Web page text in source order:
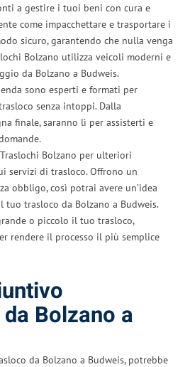
a gestire i tuoi beni con cura e
come impacchettare e trasportare i
sicuro, garantendo che nulla venga
Bolzano utilizza veicoli moderni e
da Bolzano a Budweis.
sono esperti e formati per
senza intoppi. Dalla
finale, saranno lì per assisterti e
Bolzano per ulteriori
servizi di trasloco. Offrono un
obbligo, così potrai avere un’idea
trasloco da Bolzano a Budweis.
o piccolo il tuo trasloco,
rendere il processo il più semplice
Bolzano a
da Bolzano a Budweis, potrebbe